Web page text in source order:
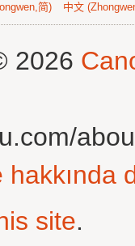
简) 中文
2026
hakkında
site.